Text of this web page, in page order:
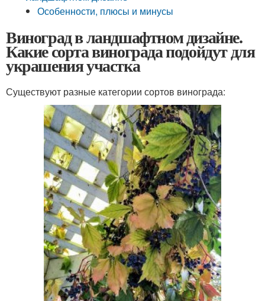
Особенности, плюсы и минусы
Виноград в ландшафтном дизайне.
Какие сорта винограда подойдут для
украшения участка
Существуют разные категории сортов винограда: